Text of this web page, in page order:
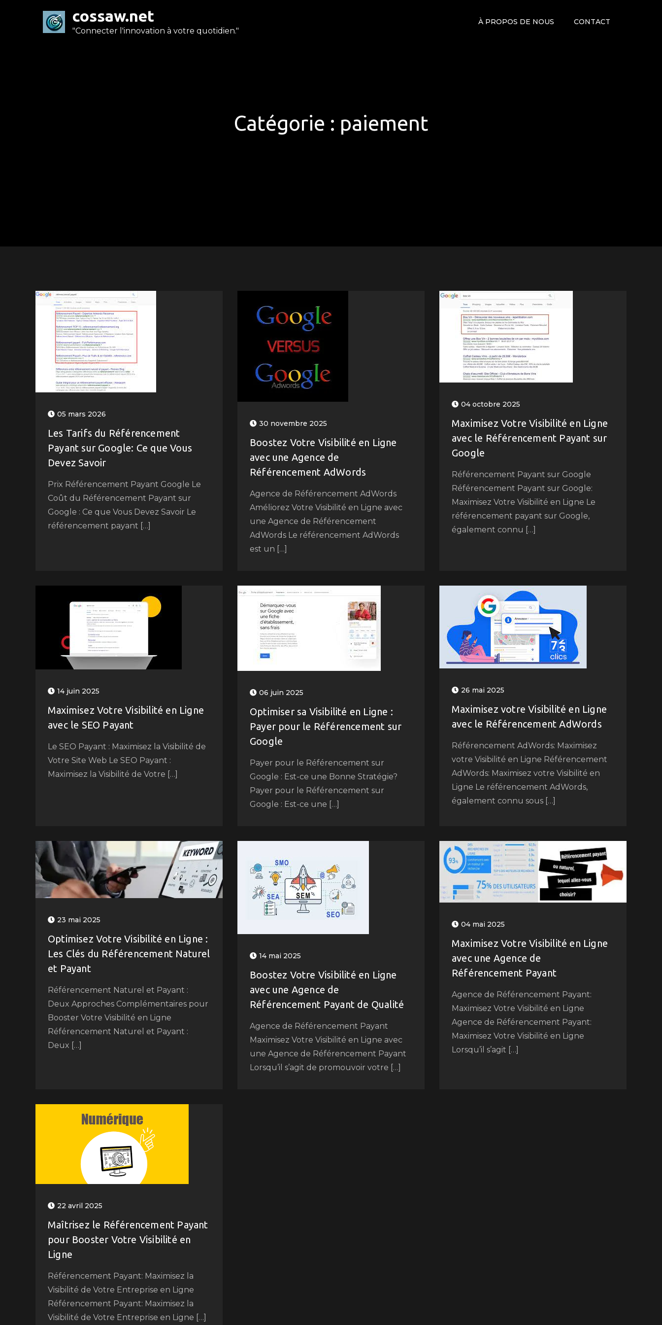
cossaw.net
"Connecter l'innovation à votre quotidien."
À PROPOS DE NOUS CONTACT
Catégorie : paiement
05 mars 2026
Les Tarifs du Référencement
Payant sur Google: Ce que Vous
Devez Savoir
Prix Référencement Payant Google Le
Coût du Référencement Payant sur
Google : Ce que Vous Devez Savoir Le
référencement payant […]
30 novembre 2025
Boostez Votre Visibilité en Ligne
avec une Agence de
Référencement AdWords
Agence de Référencement AdWords
Améliorez Votre Visibilité en Ligne avec
une Agence de Référencement
AdWords Le référencement AdWords
est un […]
04 octobre 2025
Maximisez Votre Visibilité en Ligne
avec le Référencement Payant sur
Google
Référencement Payant sur Google
Référencement Payant sur Google:
Maximisez Votre Visibilité en Ligne Le
référencement payant sur Google,
également connu […]
14 juin 2025
Maximisez Votre Visibilité en Ligne
avec le SEO Payant
Le SEO Payant : Maximisez la Visibilité de
Votre Site Web Le SEO Payant :
Maximisez la Visibilité de Votre […]
06 juin 2025
Optimiser sa Visibilité en Ligne :
Payer pour le Référencement sur
Google
Payer pour le Référencement sur
Google : Est-ce une Bonne Stratégie?
Payer pour le Référencement sur
Google : Est-ce une […]
26 mai 2025
Maximisez votre Visibilité en Ligne
avec le Référencement AdWords
Référencement AdWords: Maximisez
votre Visibilité en Ligne Référencement
AdWords: Maximisez votre Visibilité en
Ligne Le référencement AdWords,
également connu sous […]
23 mai 2025
Optimisez Votre Visibilité en Ligne :
Les Clés du Référencement Naturel
et Payant
Référencement Naturel et Payant :
Deux Approches Complémentaires pour
Booster Votre Visibilité en Ligne
Référencement Naturel et Payant :
Deux […]
14 mai 2025
Boostez Votre Visibilité en Ligne
avec une Agence de
Référencement Payant de Qualité
Agence de Référencement Payant
Maximisez Votre Visibilité en Ligne avec
une Agence de Référencement Payant
Lorsqu’il s’agit de promouvoir votre […]
04 mai 2025
Maximisez Votre Visibilité en Ligne
avec une Agence de
Référencement Payant
Agence de Référencement Payant:
Maximisez Votre Visibilité en Ligne
Agence de Référencement Payant:
Maximisez Votre Visibilité en Ligne
Lorsqu’il s’agit […]
22 avril 2025
Maîtrisez le Référencement Payant
pour Booster Votre Visibilité en
Ligne
Référencement Payant: Maximisez la
Visibilité de Votre Entreprise en Ligne
Référencement Payant: Maximisez la
Visibilité de Votre Entreprise en Ligne […]